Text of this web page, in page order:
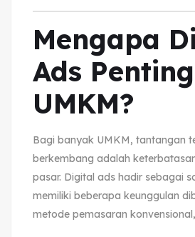
Mengapa
Ads
UMKM?
Bagi banyak UMKM, tantangan
berkembang adalah
pasar. Digital ads hadir sebagai
memiliki beberapa keunggulan
metode pemasaran